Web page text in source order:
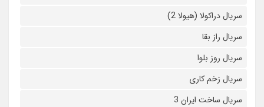
سریال دراکولا (هیولا 2)
سریال راز بقا
سریال روز بلوا
سریال زخم کاری
سریال ساخت ایران 3